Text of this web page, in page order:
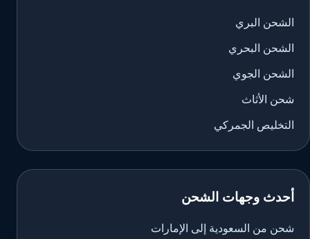
الشحن البري
الشحن البحري
الشحن الجوي
شحن الأثاث
التخليص الجمركي
أحدث وجهات الشحن
شحن من السعودية إلى الإمارات